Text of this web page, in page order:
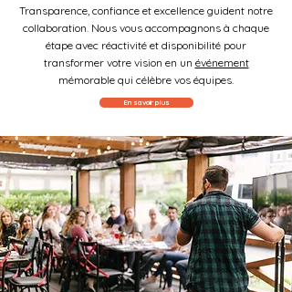
Transparence, confiance et excellence guident notre
collaboration. Nous vous accompagnons à chaque
étape avec réactivité et disponibilité pour
transformer votre vision en un événement
mémorable qui célèbre vos équipes.
En savoir plus